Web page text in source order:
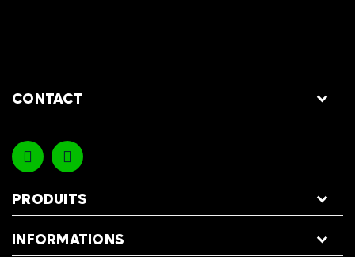
CONTACT
PRODUITS
INFORMATIONS